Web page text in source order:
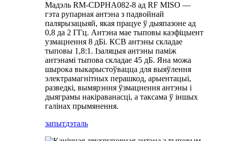
Мадэль RM-CDPHA082-8 ад RF MISO —
гэта рупарная антэна з падвойнай
палярызацыяй, якая працуе ў дыяпазоне ад
0,8 да 2 ГГц. Антэна мае тыповы каэфіцыент
узмацнення 8 дБі. КСВ антэны складае
тыповы 1,8:1. Ізаляцыя антэны паміж
антэнамі тыпова складае 45 дБ. Яна можа
шырока выкарыстоўвацца для выяўлення
электрамагнітных перашкод, арыентацыі,
разведкі, вымярэння ўзмацнення антэны і
дыяграмы накіраванасці, а таксама ў іншых
галінах прымянення.
запытдэталь